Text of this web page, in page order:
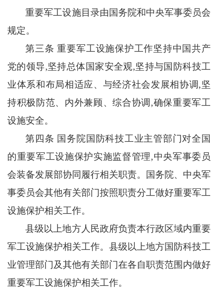
重要军工设施目录由国务院和中央军事委员会
规定。
第三条 重要军工设施保护工作坚持中国共产
党的领导,坚持总体国家安全观,坚持与国防科技工
业体系和布局相适应、与经济社会发展相协调,坚
持积极防范、内外兼顾、综合协调,确保重要军工
设施安全。
第四条 国务院国防科技工业主管部门对全国
的重要军工设施保护实施监督管理,中央军事委员
会装备发展部协同履行相关职责。国务院、中央军
事委员会其他有关部门按照职责分工做好重要军工
设施保护相关工作。
县级以上地方人民政府负责本行政区域内重要
军工设施保护相关工作。县级以上地方国防科技工
业管理部门及其他有关部门在各自职责范围内做好
重要军工设施保护相关工作。